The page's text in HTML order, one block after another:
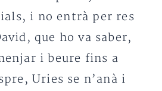
i no entrà per res
que ho va saber,
i beure fins a
Uries se n’anà i